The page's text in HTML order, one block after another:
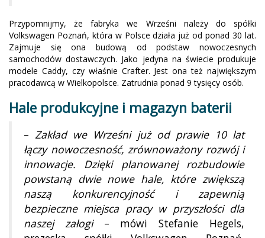
Przypomnijmy, że fabryka we Wrześni należy do spółki
Volkswagen Poznań, która w Polsce działa już od ponad 30 lat.
Zajmuje się ona budową od podstaw nowoczesnych
samochodów dostawczych. Jako jedyna na świecie produkuje
modele Caddy, czy właśnie Crafter. Jest ona też największym
pracodawcą w Wielkopolsce. Zatrudnia ponad 9 tysięcy osób.
Hale produkcyjne i magazyn baterii
–Zakład we Wrześni już od prawie 10 lat
łączy nowoczesność, zrównoważony rozwój i
innowacje. Dzięki planowanej rozbudowie
powstaną dwie nowe hale, które zwiększą
naszą konkurencyjność i zapewnią
bezpieczne miejsca pracy w przyszłości dla
naszej załogi– mówi Stefanie Hegels,